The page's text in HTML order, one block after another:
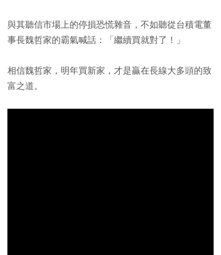
與其聽信市場上的停損恐慌雜音，不如聽從台積電董
事長魏哲家的霸氣喊話：「繼續買就對了！」
相信魏哲家，明年買新家，才是贏在長線大多頭的致
富之道。